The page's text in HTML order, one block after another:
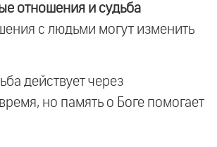
отношения и судьба
с людьми могут изменить
действует через
но память о Боге помогает